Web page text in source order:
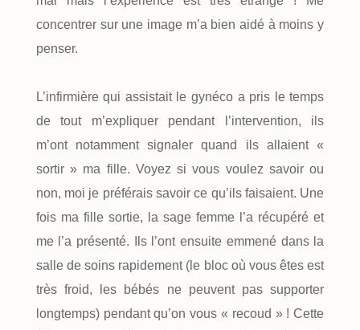
concentrer sur une image m’a bien aidé à moins y
penser.
L’infirmière qui assistait le gynéco a pris le temps
de tout m’expliquer pendant l’intervention, ils
m’ont notamment signaler quand ils allaient «
sortir » ma fille. Voyez si vous voulez savoir ou
non, moi je préférais savoir ce qu’ils faisaient. Une
fois ma fille sortie, la sage femme l’a récupéré et
me l’a présenté. Ils l’ont ensuite emmené dans la
salle de soins rapidement (le bloc où vous êtes est
très froid, les bébés ne peuvent pas supporter
longtemps) pendant qu’on vous « recoud » ! Cette